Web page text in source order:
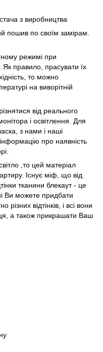
з виробництва
пошив по своїм замірам.
режимі при
Як правило, прасувати їх
то можно
на виворітній
від реального
і освітлення. Для
з нами і наші
про наявність
,то цей матеріал
Існує міф, що від
тканини блекаут - це
Ви можете придбати
відтінків, і всі вони
а також прикрашати Ваш